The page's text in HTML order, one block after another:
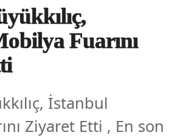
Fuarını
İstanbul
Ziyaret Etti , En son